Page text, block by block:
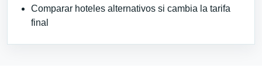
Comparar hoteles alternativos si cambia la tarifa
final